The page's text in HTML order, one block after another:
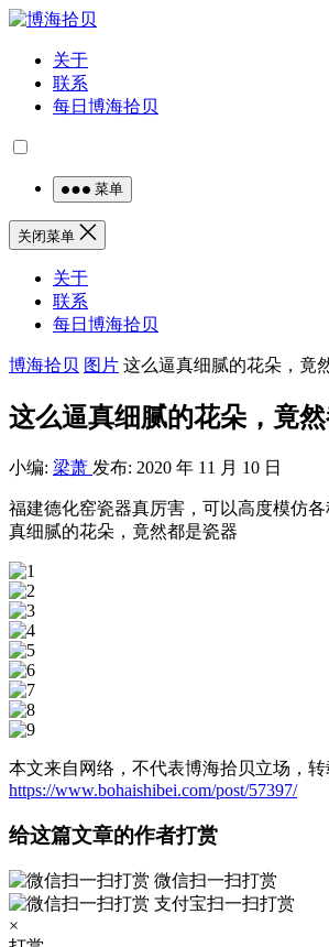
关于
联系
每日博海拾贝
菜单
关闭菜单
关于
联系
每日博海拾贝
博海拾贝 图片 这么逼真细腻的花朵，竟
这么逼真细腻的花朵，竟
小编: 梁萧 发布: 2020 年 11 月 10 日
福建德化窑瓷器真厉害，可以高度模仿
真细腻的花朵，竟然都是瓷器
本文来自网络，不代表博海拾贝立场，转
https://www.bohaishibei.com/post/57397/
给这篇文章的作者打赏
微信扫一扫打赏
支付宝扫一扫打赏
×